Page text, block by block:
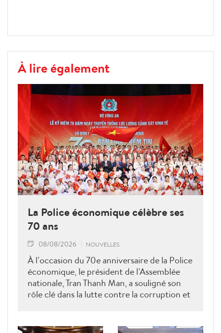
À lire également
La Police économique célèbre ses
70 ans
08/08/2026 NOUVELLES
À l’occasion du 70e anniversaire de la Police
économique, le président de l’Assemblée
nationale, Tran Thanh Man, a souligné son
rôle clé dans la lutte contre la corruption et